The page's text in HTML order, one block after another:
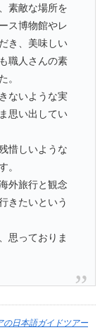
素敵な場所を
ス博物館やレ
き、美味しい
職人さんの素
。
ないような実
思い出してい
惜しいような
。
外旅行と観念
きたいという
思っておりま
の日本語ガイドツアー